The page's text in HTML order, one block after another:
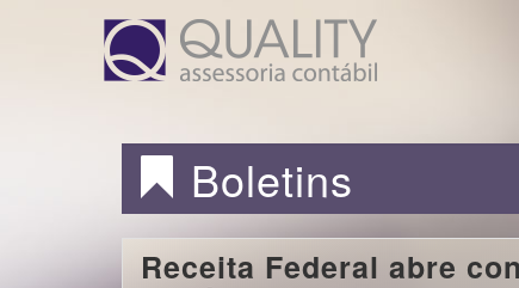
Boletins
Receita Federal abre